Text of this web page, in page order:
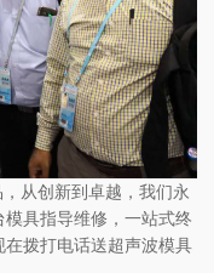
从创新到卓越，我们永
具指导维修，一站式终
拨打电话送超声波模具